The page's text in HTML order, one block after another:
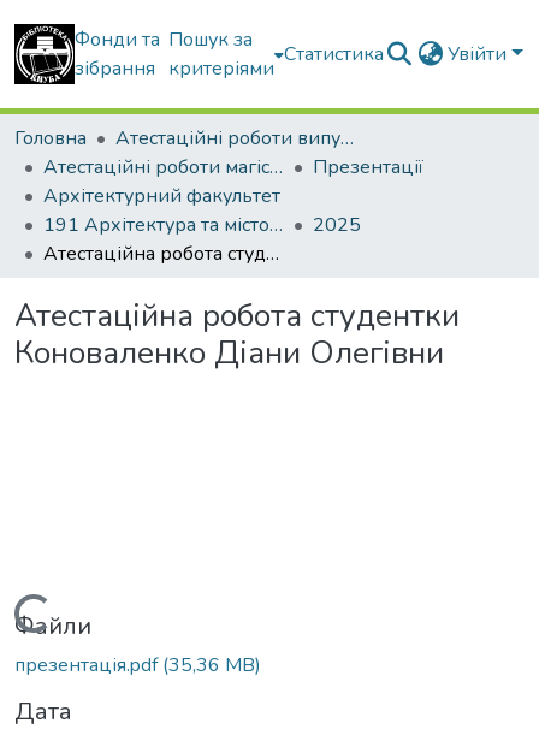
Фонди та
зібрання
Пошук за
критеріями
Статистика Увійти
Головна
Атестаційні роботи випускників
Атестаційні роботи магістрів
Презентації
Архітектурний факультет
191 Архітектура та містобудування. Містобудування. Архітектурно-містобудівне проектування
2025
Атестаційна робота студентки Коноваленко Діани Олегівни
Атестаційна робота студентки
Коноваленко Діани Олегівни
Вантажиться...
Файли
презентація.pdf(35,36 MB)
Дата